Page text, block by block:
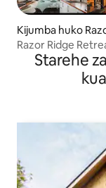
Kijumba huko
Razor Ridge
Starehe